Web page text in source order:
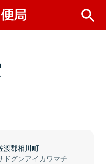
渡郡相川町
ドグンアイカワマチ